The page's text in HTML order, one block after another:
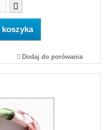
koszyka
Dodaj do porówania